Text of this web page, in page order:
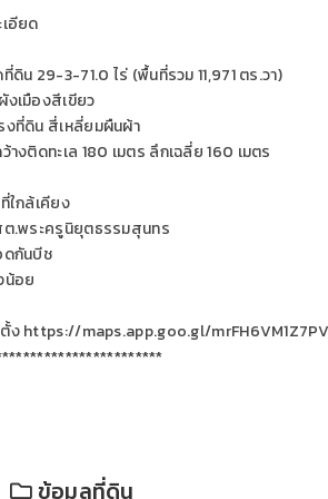
อียด
ดิน 29-3-71.0 ไร่ (พื้นที่รวม 11,971 ตร.วา)
เมืองสีเขียว
ที่ดิน สี่เหลี่ยมผืนผ้า
างติดทะเล 180 เมตร ลึกเฉลี่ย 160 เมตร
ใกล้เคียง
.พระครูนิยุตธรรมสุนทร
ดกันบีช
น้อย
ง https://maps.app.goo.gl/
ข้อมูลที่ดิน